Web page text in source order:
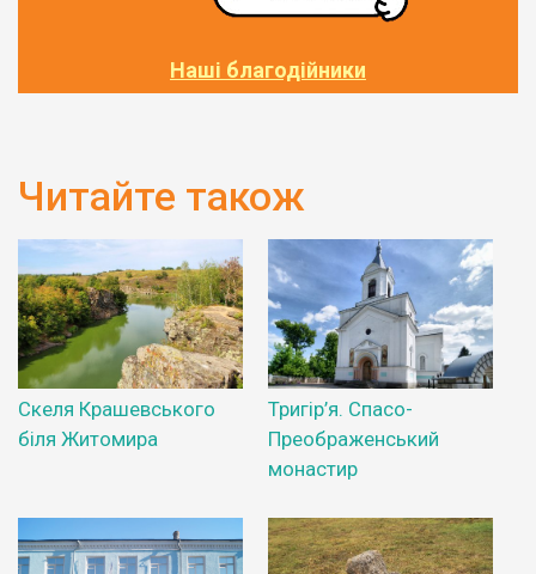
Наші благодійники
Читайте також
Скеля Крашевського
біля Житомира
Тригір’я. Спасо-
Преображенський
монастир